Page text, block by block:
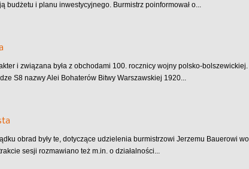
budżetu i planu inwestycyjnego. Burmistrz poinformował o...
i związana była z obchodami 100. rocznicy wojny polsko-
S8 nazwy Alei Bohaterów Bitwy Warszawskiej 1920...
obrad były te, dotyczące udzielenia burmistrzowi Jerzemu Bauerowi
sesji rozmawiano też m.in. o działalności...